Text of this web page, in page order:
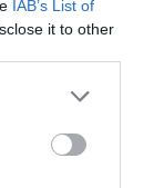
IAB’s List of
it to other
ouvrir des
un
RÉPONDRE